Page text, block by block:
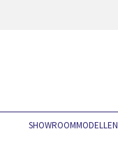
SHOWROOMMODELLEN